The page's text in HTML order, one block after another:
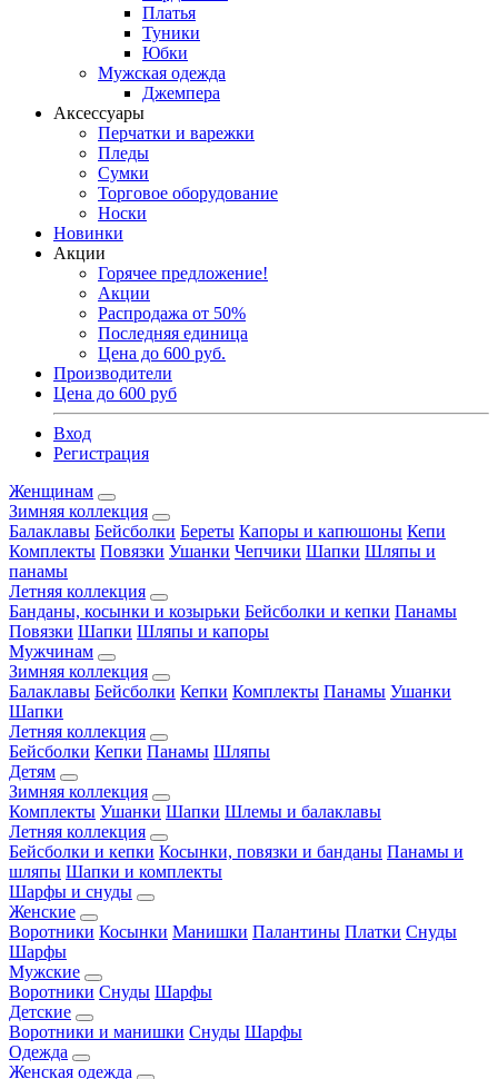
Платья
Туники
Юбки
Мужская одежда
Джемпера
Аксессуары
Перчатки и варежки
Пледы
Сумки
Торговое оборудование
Носки
Новинки
Акции
Горячее предложение!
Акции
Распродажа от 50%
Последняя единица
Цена до 600 руб.
Производители
Цена до 600 руб
Вход
Регистрация
Женщинам
Зимняя коллекция
Балаклавы Бейсболки Береты Капоры и капюшоны Кепи
Комплекты Повязки Ушанки Чепчики Шапки Шляпы и
панамы
Летняя коллекция
Банданы, косынки и козырьки Бейсболки и кепки Панамы
Повязки Шапки Шляпы и капоры
Мужчинам
Зимняя коллекция
Балаклавы Бейсболки Кепки Комплекты Панамы Ушанки
Шапки
Летняя коллекция
Бейсболки Кепки Панамы Шляпы
Детям
Зимняя коллекция
Комплекты Ушанки Шапки Шлемы и балаклавы
Летняя коллекция
Бейсболки и кепки Косынки, повязки и банданы Панамы и
шляпы Шапки и комплекты
Шарфы и снуды
Женские
Воротники Косынки Манишки Палантины Платки Снуды
Шарфы
Мужские
Воротники Снуды Шарфы
Детские
Воротники и манишки Снуды Шарфы
Одежда
Женская одежда